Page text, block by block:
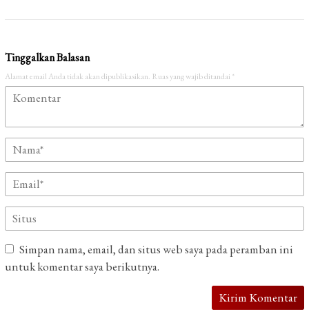
Tinggalkan Balasan
Alamat email Anda tidak akan dipublikasikan. Ruas yang wajib ditandai *
Simpan nama, email, dan situs web saya pada peramban ini
untuk komentar saya berikutnya.